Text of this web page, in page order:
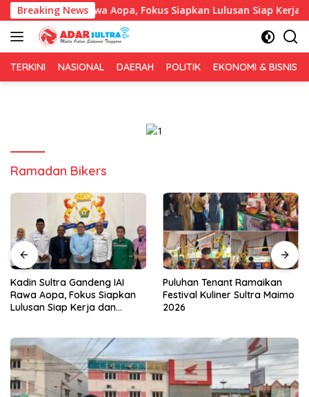
Langsung
ke
konten
Breaking News
IAI Rawa Aopa, Fokus Siapkan Lulusan Siap Kerja dan
TERKINI NASIONAL DAERAH POLITIK EKONOMI & BISNIS
Ramadan Bikers
Puluhan Tenant Ramaikan
Festival Kuliner Sultra Maimo
2026
Tiga Kabupaten Sultra
Nikmati Layanan Imigrasi
Terintegrasi